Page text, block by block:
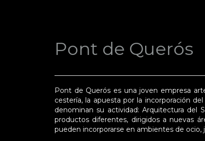
Pont de Querós
Pont de Querós es una joven empresa
cestería, la apuesta por la incorporación
denominan su actividad: Arquitectura del
productos diferentes, dirigidos a nuevas
pueden incorporarse en ambientes de